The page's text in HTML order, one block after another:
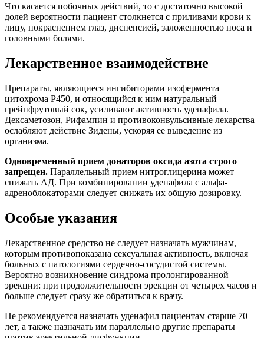
Что касается побочных действий, то с достаточно высокой
долей вероятности пациент столкнется с приливами крови к
лицу, покраснением глаз, диспепсией, заложенностью носа и
головными болями.
Лекарственное взаимодействие
Препараты, являющиеся ингибиторами изофермента
цитохрома P450, и относящийся к ним натуральный
грейпфрутовый сок, усиливают активность уденафила.
Дексаметозон, Рифампин и противоконвульсивные лекарства
ослабляют действие Зидены, ускоряя ее выведение из
организма.
Одновременный прием донаторов оксида азота строго
запрещен. Параллельный прием нитроглицерина может
снижать АД. При комбинировании уденафила с альфа-
адреноблокаторами следует снижать их общую дозировку.
Особые указания
Лекарственное средство не следует назначать мужчинам,
которым противопоказана сексуальная активность, включая
больных с патологиями сердечно-сосудистой системы.
Вероятно возникновение синдрома пролонгированной
эрекции: при продолжительности эрекции от четырех часов и
больше следует сразу же обратиться к врачу.
Не рекомендуется назначать уденафил пациентам старше 70
лет, а также назначать им параллельно другие препараты